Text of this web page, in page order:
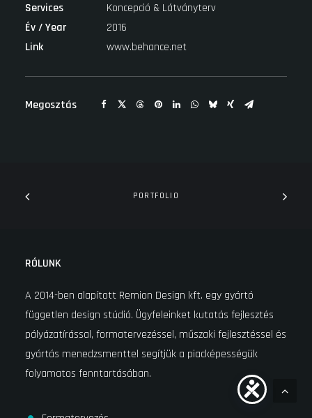
Services
Koncepció & Látványterv
Év / Year
2016
Link
www.behance.net
Megosztás
PORTFOLIO
RÓLUNK
A 2014-ben alapított Remion Design kft. egy gyártó
független design stúdió. Ügyfeleinket kutatás fejlesztés
pályázatírással, formatervezéssel, műszaki fejlesztéssel és
gyártás menedzsmenttel segítjük a piacképességük
folyamatos fenntartásában.